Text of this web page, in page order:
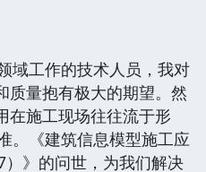
域工作的技术人员，我对
质量抱有极大的期望。然
在施工现场往往流于形
。《建筑信息模型施工应
》的问世，为我们解决